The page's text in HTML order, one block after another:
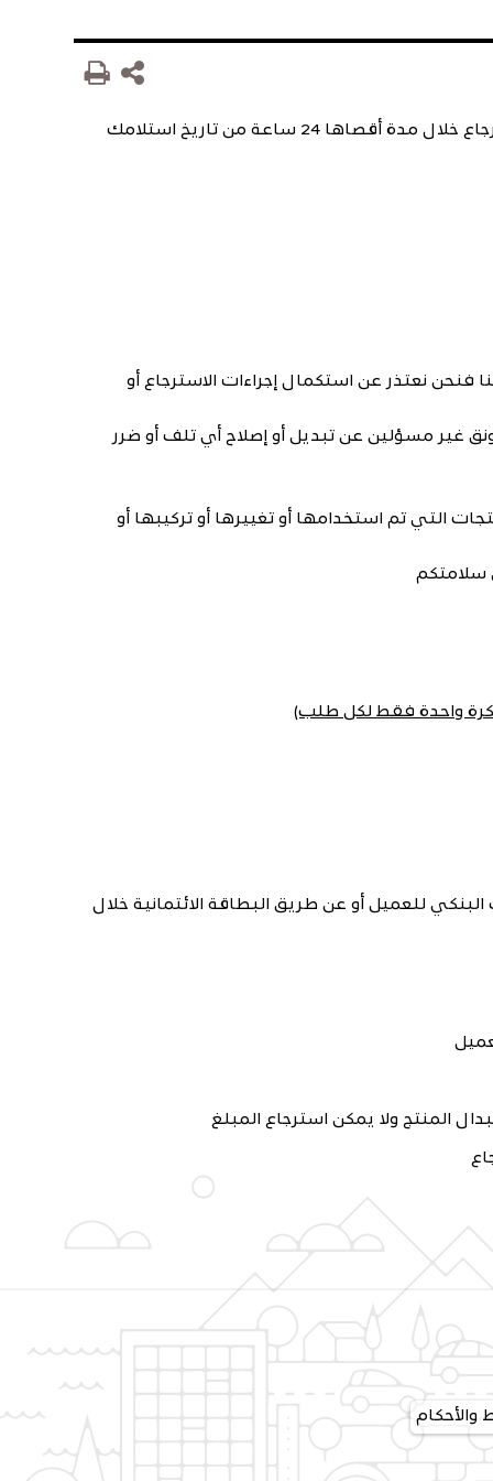
نحن في رونق نحرص على تقديم خدمة أفضل لعملائنا لذا يمكنك استبدال و استرجاع المنتجات الخاضعة لسياسة الاسترجاع خلال مدة أقصاها 24 ساعة من تاريخ استلامك
نعتذر عن استكمال إجراءات الاسترجاع أو
وقت استلام المنتجات ونحن في رونق غير مسؤلين عن تبديل أو إصلاح أي تلف أو ضرر
التي تم استخدامها أو تغييرها أو تركيبها أو
سلامتكم
واحدة فقط لكل طلب)
للعميل أو عن طريق البطاقة الائتمانية خلال
والأحكام